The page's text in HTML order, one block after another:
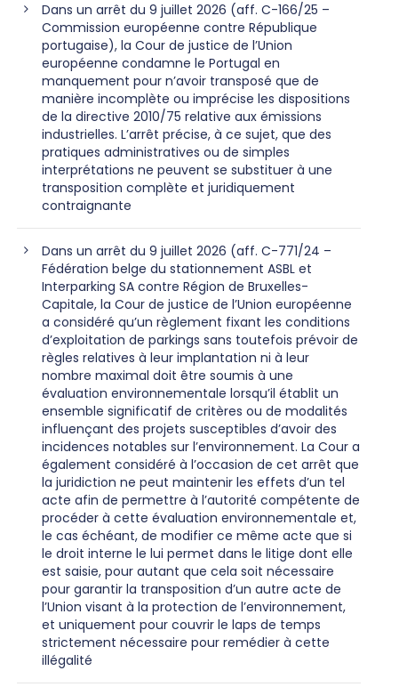
Dans un arrêt du 9 juillet 2026 (aff. C-166/25 –
Commission européenne contre République
portugaise), la Cour de justice de l’Union
européenne condamne le Portugal en
manquement pour n’avoir transposé que de
manière incomplète ou imprécise les dispositions
de la directive 2010/75 relative aux émissions
industrielles. L’arrêt précise, à ce sujet, que des
pratiques administratives ou de simples
interprétations ne peuvent se substituer à une
transposition complète et juridiquement
contraignante
Dans un arrêt du 9 juillet 2026 (aff. C-771/24 –
Fédération belge du stationnement ASBL et
Interparking SA contre Région de Bruxelles-
Capitale, la Cour de justice de l’Union européenne
a considéré qu’un règlement fixant les conditions
d’exploitation de parkings sans toutefois prévoir de
règles relatives à leur implantation ni à leur
nombre maximal doit être soumis à une
évaluation environnementale lorsqu’il établit un
ensemble significatif de critères ou de modalités
influençant des projets susceptibles d’avoir des
incidences notables sur l’environnement. La Cour a
également considéré à l’occasion de cet arrêt que
la juridiction ne peut maintenir les effets d’un tel
acte afin de permettre à l’autorité compétente de
procéder à cette évaluation environnementale et,
le cas échéant, de modifier ce même acte que si
le droit interne le lui permet dans le litige dont elle
est saisie, pour autant que cela soit nécessaire
pour garantir la transposition d’un autre acte de
l’Union visant à la protection de l’environnement,
et uniquement pour couvrir le laps de temps
strictement nécessaire pour remédier à cette
illégalité